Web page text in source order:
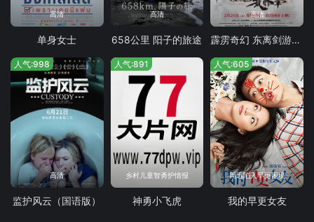
高清
单身女士
高清
658公里 阳子的旅途
高清
霹雳奇幻 东离剑游纪 最终章
高清
人气:998
监护风云（国语版）
乡村儿童智勇护情报
人气:891
神勇小飞虎
周迅陷入早更困境
人气:605
我的早更女友